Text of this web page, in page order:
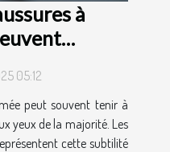
à
05:12
peut souvent tenir à
yeux de la majorité. Les
cette subtilité